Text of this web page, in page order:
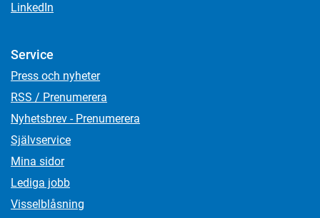
LinkedIn
Service
Press och nyheter
RSS / Prenumerera
Nyhetsbrev - Prenumerera
Självservice
Mina sidor
Lediga jobb
Visselblåsning